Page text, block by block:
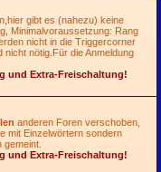
gibt es (nahezu) keine
Minimalvoraussetzung: Rang
nicht in die Triggercorner
nötig.Für die Anmeldung
und Extra-Freischaltung!
anderen Foren verschoben,
mit Einzelwörtern sondern
und Extra-Freischaltung!